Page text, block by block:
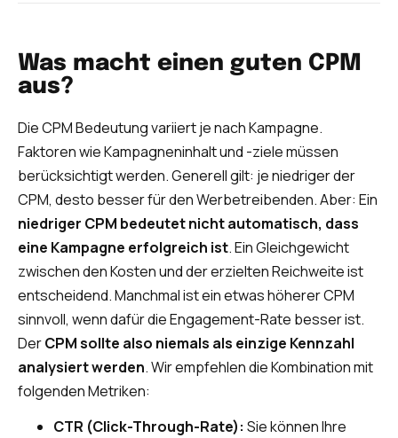
Was macht einen guten CPM
aus?
Die CPM Bedeutung variiert je nach Kampagne.
Faktoren wie Kampagneninhalt und -ziele müssen
berücksichtigt werden. Generell gilt: je niedriger der
CPM, desto besser für den Werbetreibenden. Aber: Ein
niedriger CPM bedeutet nicht automatisch, dass
eine Kampagne erfolgreich ist. Ein Gleichgewicht
zwischen den Kosten und der erzielten Reichweite ist
entscheidend. Manchmal ist ein etwas höherer CPM
sinnvoll, wenn dafür die Engagement-Rate besser ist.
DerCPM sollte also niemals als einzige Kennzahl
analysiert werden. Wir empfehlen die Kombination mit
folgenden Metriken:
CTR (Click-Through-Rate): Sie können Ihre